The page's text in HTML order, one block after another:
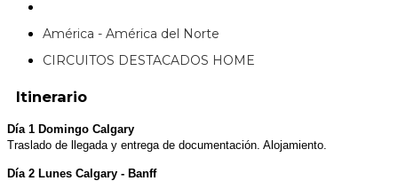
América - América del Norte
CIRCUITOS DESTACADOS HOME
Itinerario
Día 1 Domingo Calgary
Traslado de llegada y entrega de documentación. Alojamiento.
Día 2 Lunes Calgary - Banff